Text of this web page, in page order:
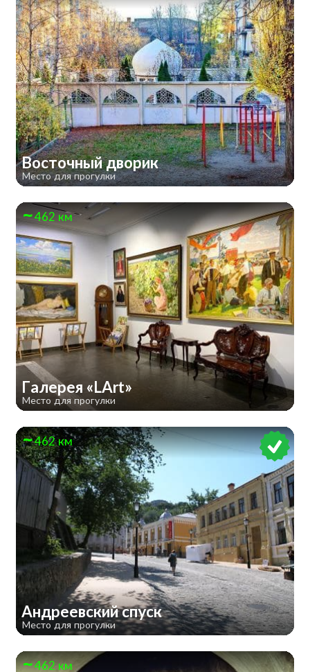
Восточный дворик
Место для прогулки
462 км
Галерея «LArt»
Место для прогулки
462 км
Андреевский спуск
Место для прогулки
462 км